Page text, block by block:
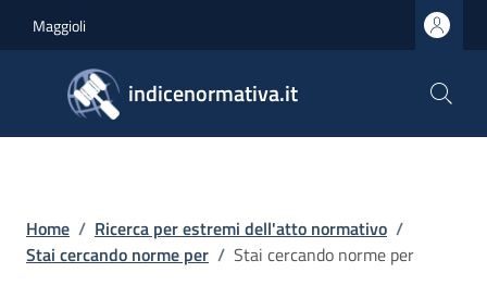
Maggioli
indicenormativa.it
Briciole di pane
Home / Ricerca per estremi dell'atto normativo /
Stai cercando norme per / Stai cercando norme per